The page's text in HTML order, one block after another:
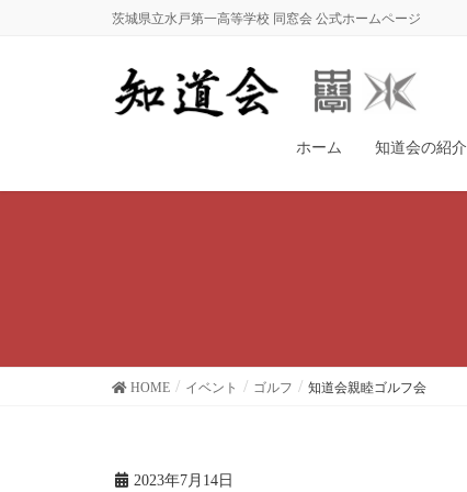
茨城県立水戸第一高等学校 同窓会 公式ホームページ
ホーム 知道会の紹介
HOME イベント ゴルフ 知道会親睦ゴルフ会
2023年7月14日